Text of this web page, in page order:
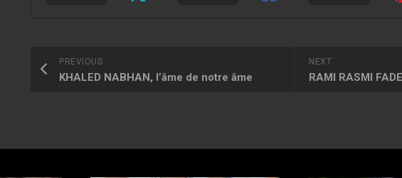
NEXT
PREVIOUS
KHALED NABHAN, l’âme de notre âme